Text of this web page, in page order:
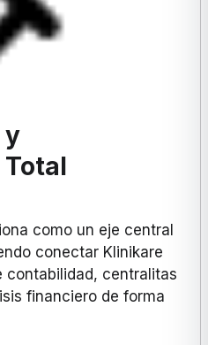
y
como un eje central
conectar Klinikare
contabilidad, centralitas
financiero de forma